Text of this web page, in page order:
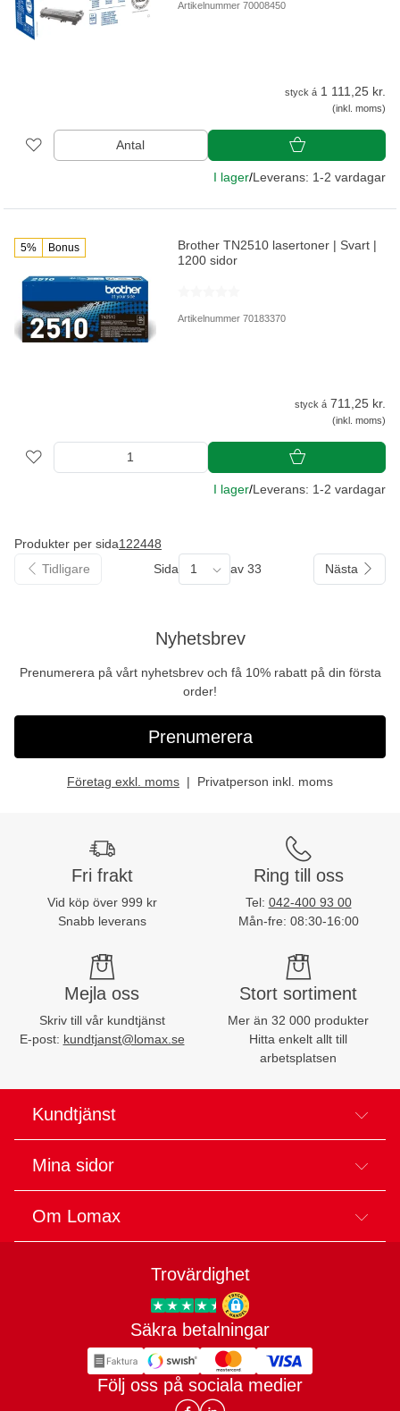
Artikelnummer 70008450
styck á 1 111,25 kr.
(inkl. moms)
Antal
I lager/Leverans: 1-2 vardagar
5% Bonus
Brother TN2510 lasertoner | Svart |
1200 sidor
Artikelnummer 70183370
styck á 711,25 kr.
(inkl. moms)
I lager/Leverans: 1-2 vardagar
Produkter per sida122448
Tidligare
Sida 1 av 33 Nästa
Nyhetsbrev
Prenumerera på vårt nyhetsbrev och få 10% rabatt på din första
order!
Prenumerera
Företag exkl. moms Privatperson inkl. moms
Fri frakt
Vid köp över 999 kr
Snabb leverans
Ring till oss
Tel: 042-400 93 00
Mån-fre: 08:30-16:00
Mejla oss
Skriv till vår kundtjänst
E-post: kundtjanst@lomax.se
Stort sortiment
Mer än 32 000 produkter
Hitta enkelt allt till
arbetsplatsen
Kundtjänst
Mina sidor
Om Lomax
Trovärdighet
Trygg E-handel
Säkra betalningar
Följ oss på sociala medier